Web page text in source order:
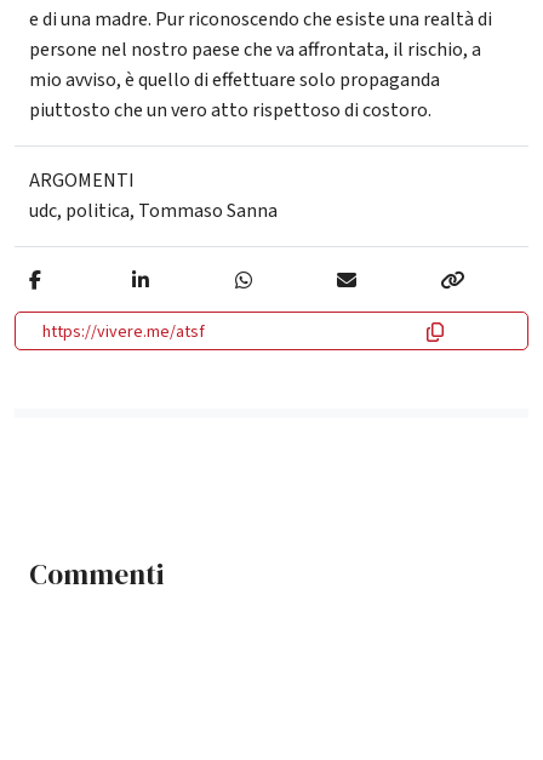
e di una madre. Pur riconoscendo che esiste una realtà di
persone nel nostro paese che va affrontata, il rischio, a
mio avviso, è quello di effettuare solo propaganda
piuttosto che un vero atto rispettoso di costoro.
ARGOMENTI
udc, politica, Tommaso Sanna
https://vivere.me/atsf
Commenti